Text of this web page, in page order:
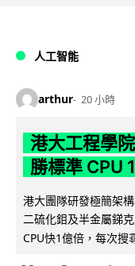
人工智能
arthur 20 小時
港大工程學
勝標準 CPU
港大團隊研發極簡架
二硫化鉬及半金屬銻
CPU快1億倍，每次搜